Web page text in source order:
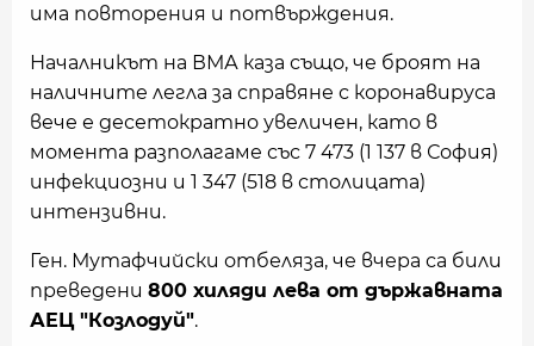
има повторения и потвърждения.
Началникът на ВМА каза също, че броят на
наличните легла за справяне с коронавируса
вече е десетократно увеличен, като в
момента разполагаме със 7 473 (1 137 в София)
инфекциозни и 1 347 (518 в столицата)
интензивни.
Ген. Мутафчийски отбеляза, че вчера са били
преведени 800 хиляди лева от държавната
АЕЦ "Козлодуй".